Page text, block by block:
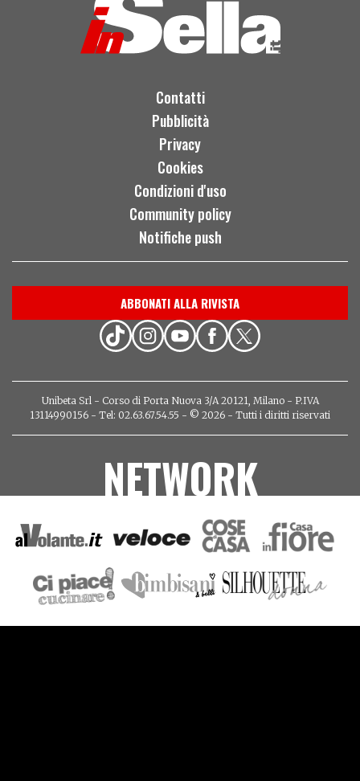
Contatti
Pubblicità
Privacy
Cookies
Condizioni d'uso
Community policy
Notifiche push
ABBONATI ALLA RIVISTA
Unibeta Srl - Corso di Porta Nuova 3/A 20121, Milano - P.IVA
13114990156 - Tel: 02.63.67.54.55 - © 2026 - Tutti i diritti riservati
NETWORK